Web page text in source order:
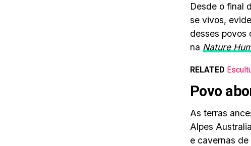
Desde o final
se vivos,
desses povos
na Nature
RELATED
Povo
As terras
Alpes
e cavernas